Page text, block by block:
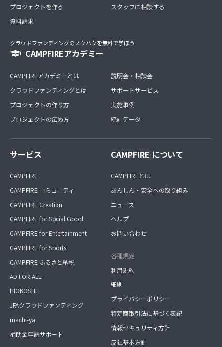
プロジェクトを作る
資料請求
スタッフに相談する
クラウドファンディングのノウハウを無料で学ぼう
CAMPFIREアカデミー
CAMPFIREアカデミーとは
クラウドファンディングとは
プロジェクトの作り方
プロジェクトの広め方
説明会・相談会
サポートサービス
実施事例
統計データ
サービス
CAMPFIRE
CAMPFIRE コミュニティ
CAMPFIRE Creation
CAMPFIRE for Social Good
CAMPFIRE for Entertainment
CAMPFIRE for Sports
CAMPFIRE ふるさと納税
AD FOR ALL
HIOKOSHI
JFAクラウドファンディング
machi-ya
補助金申請サポート
CAMPFIRE について
CAMPFIREとは
あんしん・安全への取り組み
ニュース
ヘルプ
お問い合わせ
各種規定
利用規約
細則
プライバシーポリシー
特定商取引法に基づく表記
情報セキュリティ方針
反社基本方針